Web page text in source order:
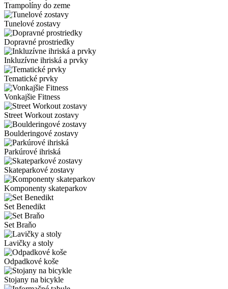
Trampolíny do zeme
Tunelové zostavy
Dopravné prostriedky
Inkluzívne ihriská a prvky
Tematické prvky
Vonkajšie Fitness
Street Workout zostavy
Boulderingové zostavy
Parkúrové ihriská
Skateparkové zostavy
Komponenty skateparkov
Set Benedikt
Set Braňo
Lavičky a stoly
Odpadkové koše
Stojany na bicykle